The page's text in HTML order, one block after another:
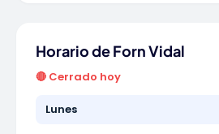
Horario de Forn Vidal
🔴 Cerrado hoy
Lunes